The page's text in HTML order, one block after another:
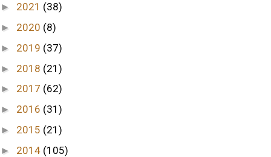
► 2021 (38)
► 2020 (8)
► 2019 (37)
► 2018 (21)
► 2017 (62)
► 2016 (31)
► 2015 (21)
► 2014 (105)